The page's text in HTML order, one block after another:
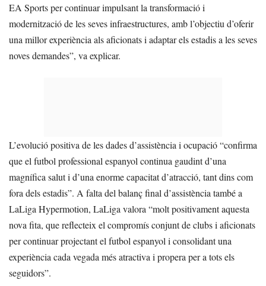
EA Sports per continuar impulsant la transformació i
modernització de les seves infraestructures, amb l’objectiu d’oferir
una millor experiència als aficionats i adaptar els estadis a les seves
noves demandes”, va explicar.
L’evolució positiva de les dades d’assistència i ocupació “confirma
que el futbol professional espanyol continua gaudint d’una
magnífica salut i d’una enorme capacitat d’atracció, tant dins com
fora dels estadis”. A falta del balanç final d’assistència també a
LaLiga Hypermotion, LaLiga valora “molt positivament aquesta
nova fita, que reflecteix el compromís conjunt de clubs i aficionats
per continuar projectant el futbol espanyol i consolidant una
experiència cada vegada més atractiva i propera per a tots els
seguidors”.